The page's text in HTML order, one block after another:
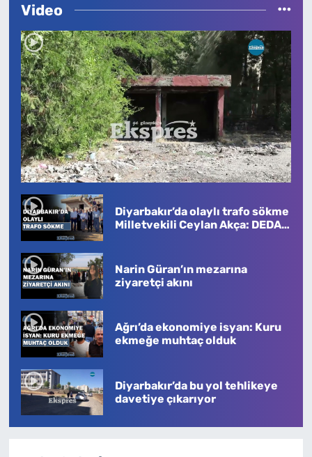
Video
Diyarbakır’da olaylı trafo sökme
Milletvekili Ceylan Akça: DEDAŞ
Narin Güran’ın mezarına
ziyaretçi akını
Ağrı’da ekonomiye isyan: Kuru
ekmeğe muhtaç olduk
Diyarbakır’da bu yol tehlikeye
davetiye çıkarıyor